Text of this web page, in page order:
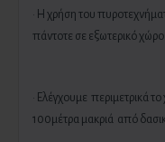
· Η χρήση του
πάντοτε σε εξωτερικό χώρο.
· Ελέγχουμε περιμετρικά
100μέτρα μακριά από